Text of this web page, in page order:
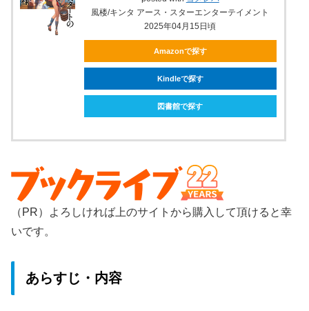
風楼/キンタ アース・スターエンターテイメント
2025年04月15日頃
Amazonで探す
Kindleで探す
図書館で探す
（PR）よろしければ上のサイトから購入して頂けると幸
いです。
あらすじ・内容